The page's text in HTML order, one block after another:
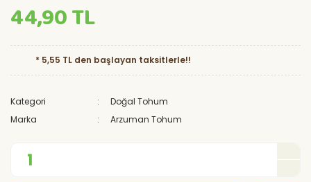
44,90 TL
* 5,55 TL den başlayan taksitlerle!!
Kategori
Doğal Tohum
Marka
Arzuman Tohum